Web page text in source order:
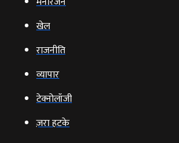
खेल
राजनीति
व्‍यापार
टेक्‍नोलॉजी
ज़रा हटके